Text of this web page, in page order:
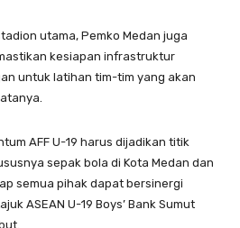
utama, Pemko Medan juga
kesiapan infrastruktur
untuk latihan tim-tim yang akan
AFF U-19 harus dijadikan titik
sepak bola di Kota Medan dan
semua pihak dapat bersinergi
ASEAN U-19 Boys’ Bank Sumut